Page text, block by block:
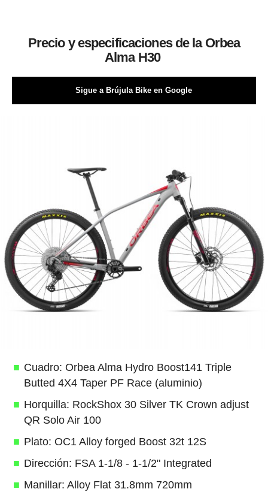
Precio y especificaciones de la Orbea
Alma H30
Sigue a Brújula Bike en Google
Cuadro: Orbea Alma Hydro Boost141 Triple
Butted 4X4 Taper PF Race (aluminio)
Horquilla: RockShox 30 Silver TK Crown adjust
QR Solo Air 100
Plato: OC1 Alloy forged Boost 32t 12S
Dirección: FSA 1-1/8 - 1-1/2" Integrated
Manillar: Alloy Flat 31.8mm 720mm